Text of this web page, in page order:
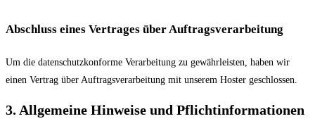
Abschluss eines Vertrages über Auftragsverarbeitung
Um die datenschutzkonforme Verarbeitung zu gewährleisten, haben wir
einen Vertrag über Auftragsverarbeitung mit unserem Hoster geschlossen.
3. Allgemeine Hinweise und Pflicht­informationen